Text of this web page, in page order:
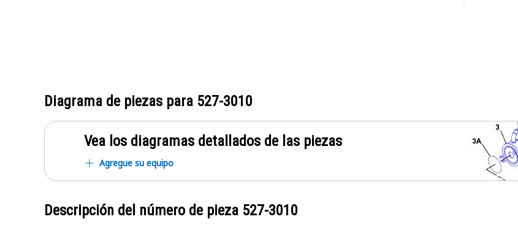
Diagrama de piezas para 527-3010
Vea los diagramas detallados de las piezas
Agregue su equipo
Descripción del número de pieza 527-3010